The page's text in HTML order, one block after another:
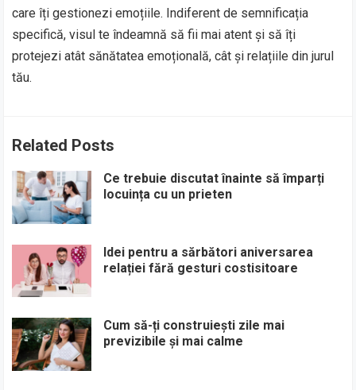
care îți gestionezi emoțiile. Indiferent de semnificația
specifică, visul te îndeamnă să fii mai atent și să îți
protejezi atât sănătatea emoțională, cât și relațiile din jurul
tău.
Related Posts
Ce trebuie discutat înainte să împarți
locuința cu un prieten
Idei pentru a sărbători aniversarea
relației fără gesturi costisitoare
Cum să-ți construiești zile mai
previzibile și mai calme